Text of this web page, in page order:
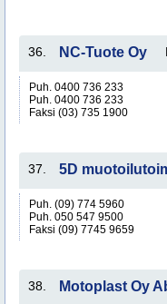
36. NC-Tuote Oy
Puh. 0400 736 233
Puh. 0400 736 233
Faksi (03) 735 1900
37. 5D
Puh. (09) 774 5960
Puh. 050 547 9500
Faksi (09) 7745 9659
38. Motoplast Oy